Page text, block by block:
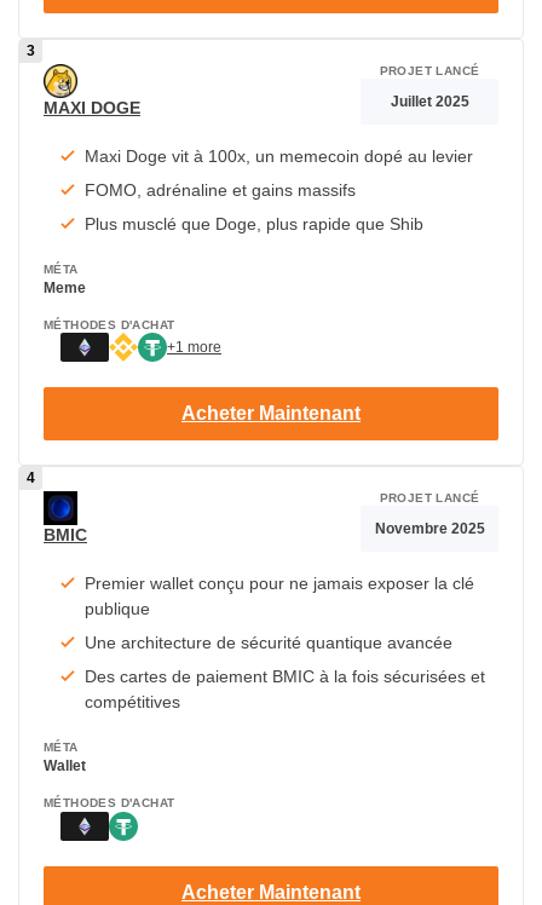
MAXI DOGE
Maxi Doge vit à 100x, un memecoin dopé au levier
FOMO, adrénaline et gains massifs
Plus musclé que Doge, plus rapide que Shib
PROJET LANCÉ
Juillet 2025
MÉTA
Meme
MÉTHODES D'ACHAT
+1 more
Acheter Maintenant
BMIC
Premier wallet conçu pour ne jamais exposer la clé
publique
Une architecture de sécurité quantique avancée
Des cartes de paiement BMIC à la fois sécurisées et
compétitives
PROJET LANCÉ
Novembre 2025
MÉTA
Wallet
MÉTHODES D'ACHAT
Acheter Maintenant